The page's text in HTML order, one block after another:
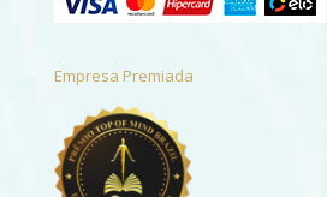
Empresa Premiada